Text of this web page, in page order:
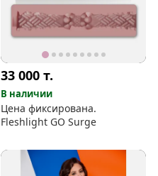
33 000т.
В наличии
Цена фиксирована.
Fleshlight GO Surge